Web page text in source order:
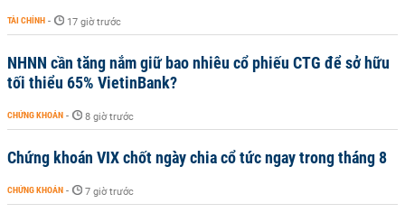
TÀI CHÍNH - 17 giờ trước
NHNN cần tăng nắm giữ bao nhiêu cổ phiếu CTG để sở hữu
tối thiểu 65% VietinBank?
CHỨNG KHOÁN - 8 giờ trước
Chứng khoán VIX chốt ngày chia cổ tức ngay trong tháng 8
CHỨNG KHOÁN - 7 giờ trước